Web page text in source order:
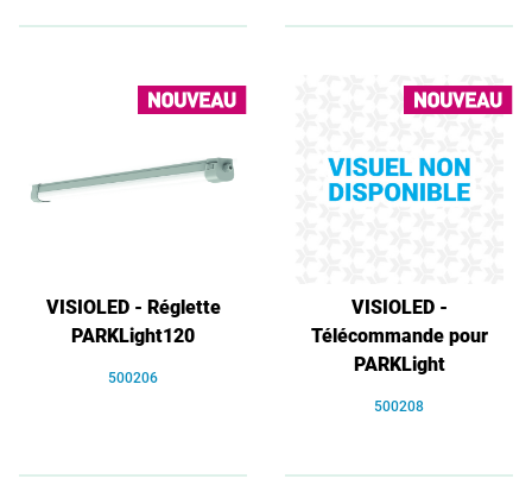
VISIOLED - Réglette
PARKLight120
500206
VISIOLED -
Télécommande pour
PARKLight
500208